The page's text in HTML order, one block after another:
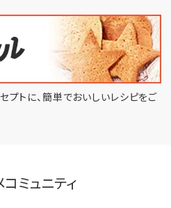
プトに、簡単でおいしいレシピをご
ミュニティ